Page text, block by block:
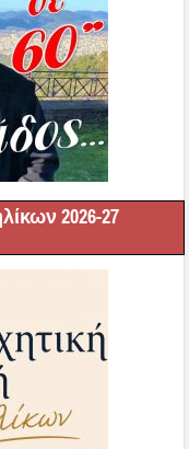
2026-27